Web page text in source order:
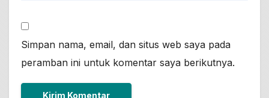
Simpan nama, email, dan situs web saya pada
peramban ini untuk komentar saya berikutnya.